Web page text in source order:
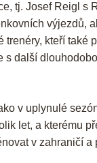
tj. Josef Reigl s
výjezdů,
kteří také
další
v uplynulé
let, a kterému
v zahraničí a